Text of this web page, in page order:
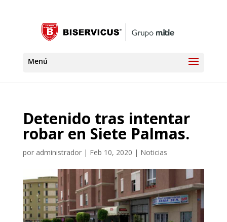
Detenido tras intentar
robar en Siete Palmas.
por administrador| Feb 10, 2020 | Noticias